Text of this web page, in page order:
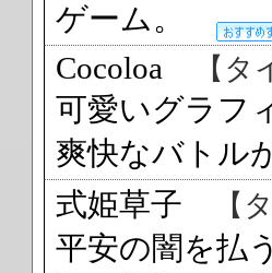
ゲーム。
Cocoloa
【
可愛いグラフ
爽快なバトル
式姫草子
【
平安の闇を払